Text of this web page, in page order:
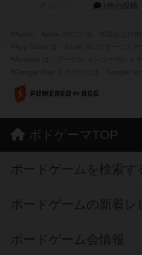
1件の投稿
ボドゲーマTOP
ボードゲームを検索す
ボードゲームの新着レ
ボードゲーム会情報